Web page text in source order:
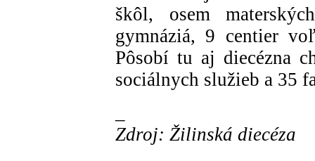
škôl, osem
gymnáziá, 9 centier
Pôsobí tu aj diecézna
sociálnych služieb a 35
Zdroj: Žilinská diecéza